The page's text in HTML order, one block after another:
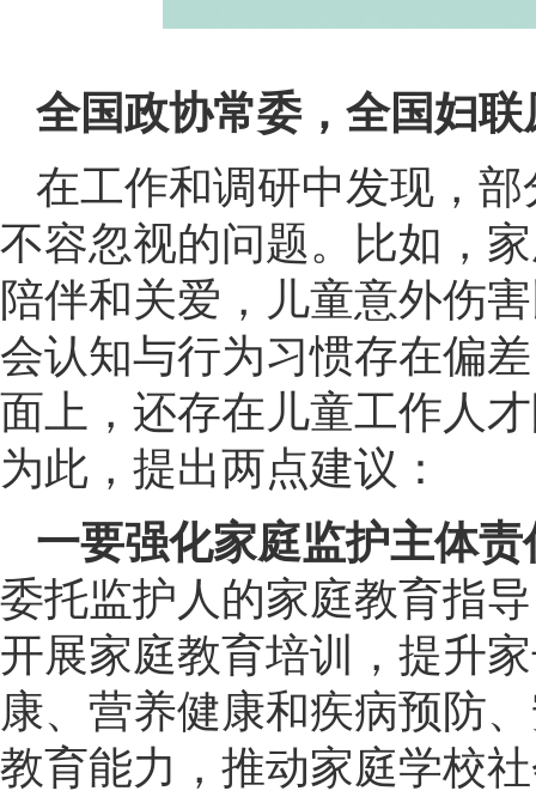
全国政协常委，全国妇
在工作和调研中发现，
不容忽视的问题。比如，
陪伴和关爱，儿童意外伤
会认知与行为习惯存在偏
面上，还存在儿童工作人
为此，提出两点建议：
一要强化家庭监护主体责
委托监护人的家庭教育指
开展家庭教育培训，提升
康、营养健康和疾病预防
教育能力，推动家庭学校